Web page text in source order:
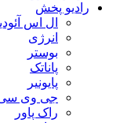
رادیو پخش
ال اس
انرژی
بوستر
پاناتک
پایونیر
جی وی
راک پاور